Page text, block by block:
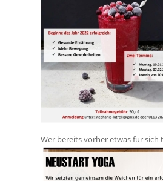
Wer bereits vorher etwas für sich